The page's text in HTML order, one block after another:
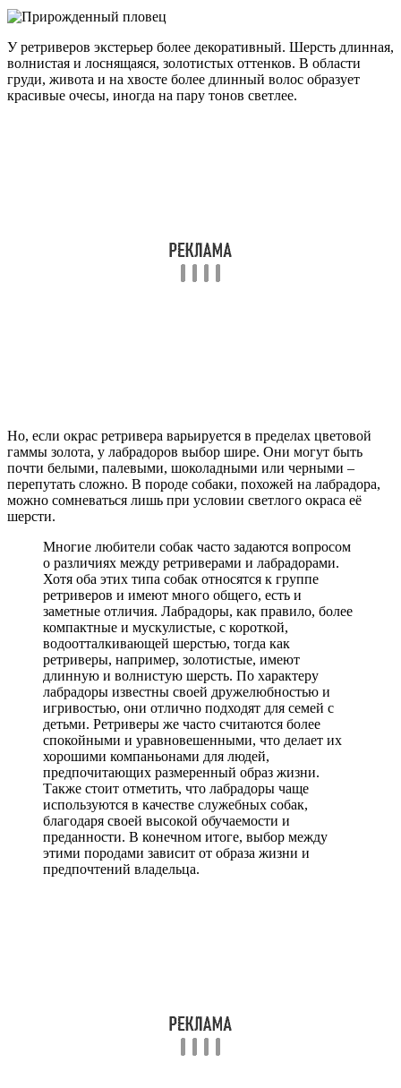
У ретриверов экстерьер более декоративный. Шерсть длинная,
волнистая и лоснящаяся, золотистых оттенков. В области
груди, живота и на хвосте более длинный волос образует
красивые очесы, иногда на пару тонов светлее.
Но, если окрас ретривера варьируется в пределах цветовой
гаммы золота, у лабрадоров выбор шире. Они могут быть
почти белыми, палевыми, шоколадными или черными –
перепутать сложно. В породе собаки, похожей на лабрадора,
можно сомневаться лишь при условии светлого окраса её
шерсти.
Многие любители собак часто задаются вопросом
о различиях между ретриверами и лабрадорами.
Хотя оба этих типа собак относятся к группе
ретриверов и имеют много общего, есть и
заметные отличия. Лабрадоры, как правило, более
компактные и мускулистые, с короткой,
водоотталкивающей шерстью, тогда как
ретриверы, например, золотистые, имеют
длинную и волнистую шерсть. По характеру
лабрадоры известны своей дружелюбностью и
игривостью, они отлично подходят для семей с
детьми. Ретриверы же часто считаются более
спокойными и уравновешенными, что делает их
хорошими компаньонами для людей,
предпочитающих размеренный образ жизни.
Также стоит отметить, что лабрадоры чаще
используются в качестве служебных собак,
благодаря своей высокой обучаемости и
преданности. В конечном итоге, выбор между
этими породами зависит от образа жизни и
предпочтений владельца.